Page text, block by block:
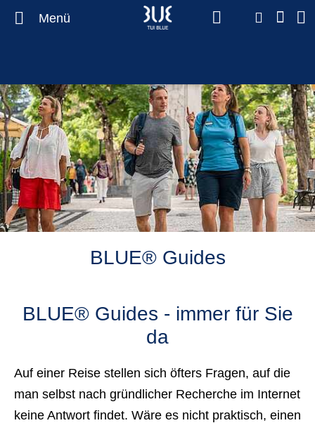
Menü
BLUE® Guides
BLUE® Guides - immer für Sie
da
Auf einer Reise stellen sich öfters Fragen, auf die
man selbst nach gründlicher Recherche im Internet
keine Antwort findet. Wäre es nicht praktisch, einen